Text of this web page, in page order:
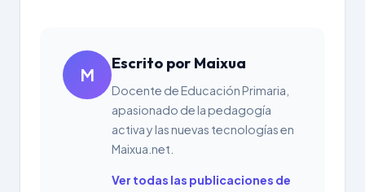
M
Escrito por Maixua
Docente de Educación Primaria,
apasionado de la pedagogía
activa y las nuevas tecnologías en
Maixua.net.
Ver todas las publicaciones de